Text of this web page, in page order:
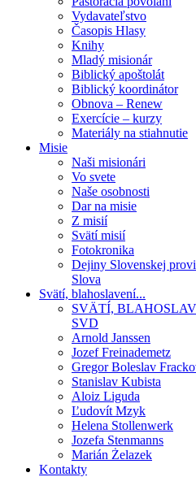
Vydavateľstvo
Časopis Hlasy
Knihy
Mladý misionár
Biblický apoštolát
Biblický koordinátor
Obnova – Renew
Exercície – kurzy
Materiály na stiahnutie
Misie
Naši misionári
Vo svete
Naše osobnosti
Dar na misie
Z misií
Svätí misií
Fotokronika
Dejiny Slovenskej
Slova
Svätí, blahoslavení...
SVÄTÍ,
SVD
Arnold Janssen
Jozef Freinademetz
Gregor Boleslav
Stanislav Kubista
Aloiz Liguda
Ľudovít Mzyk
Helena Stollenwerk
Jozefa Stenmanns
Marián Żelazek
Kontakty